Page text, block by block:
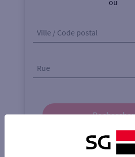
ou
Ville / Code postal
Rue
Rechercher